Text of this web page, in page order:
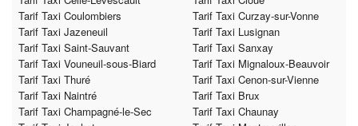
Tarif Taxi Coulombiers
Tarif Taxi Curzay-sur-Vonne
Tarif Taxi Jazeneuil
Tarif Taxi Lusignan
Tarif Taxi Saint-Sauvant
Tarif Taxi Sanxay
Tarif Taxi Vouneuil-sous-Biard
Tarif Taxi Mignaloux-Beauvoir
Tarif Taxi Thuré
Tarif Taxi Cenon-sur-Vienne
Tarif Taxi Naintré
Tarif Taxi Brux
Tarif Taxi Champagné-le-Sec
Tarif Taxi Chaunay